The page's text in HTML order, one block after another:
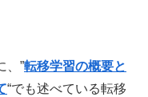
、”転移学習の概要と
“でも述べている転移